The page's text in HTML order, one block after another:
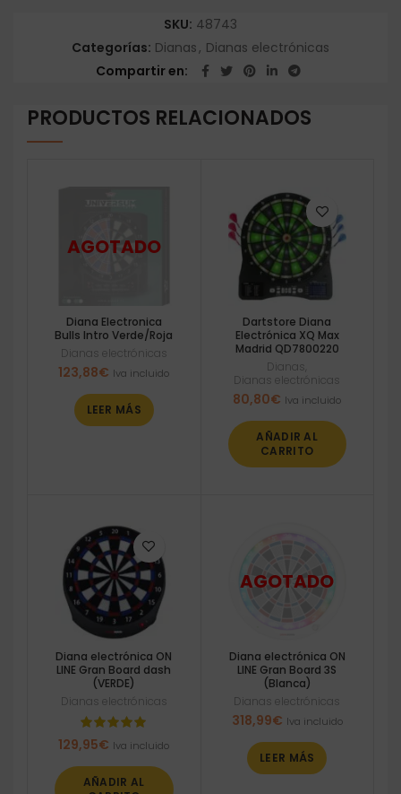
SKU: 48743
Categorías: Dianas, Dianas electrónicas
Compartir en
PRODUCTOS RELACIONADOS
Diana Electronica
Bulls Intro Verde/Roja
Dianas electrónicas
123,88€ Iva incluido
LEER MÁS
Dartstore Diana
Electrónica XQ Max
Madrid QD7800220
Dianas
Dianas electrónicas
80,80€ Iva incluido
AÑADIR AL
CARRITO
Diana electrónica ON
LINE Gran Board dash
(VERDE)
Dianas electrónicas
129,95€ Iva incluido
AÑADIR AL
Diana electrónica ON
LINE Gran Board 3S
(Blanca)
Dianas electrónicas
318,99€ Iva incluido
LEER MÁS